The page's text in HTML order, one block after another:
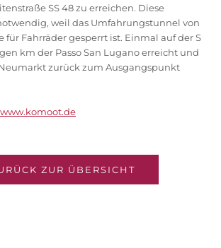
SS 48 zu erreichen. Diese
weil das Umfahrungstunnel von
für Fahrräder gesperrt ist. Einmal auf der S
km der Passo San Lugano erreicht und
zurück zum Ausgangspunkt
www.komoot.de
ZUR ÜBERSICHT